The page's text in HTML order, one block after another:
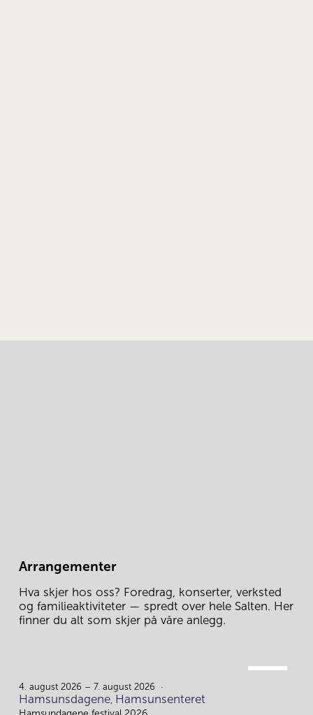
Arrangementer
Hva skjer hos oss? Foredrag, konserter, verksted
og familieaktiviteter — spredt over hele Salten. Her
finner du alt som skjer på våre anlegg.
4. august 2026 – 7. august 2026
Hamsunsdagene, Hamsunsenteret